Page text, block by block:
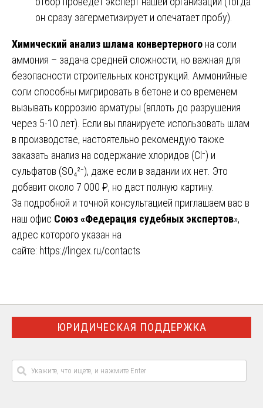
он сразу загерметизирует и опечатает пробу).
Химический анализ шлама конвертерного на соли
аммония – задача средней сложности, но важная для
безопасности строительных конструкций. Аммонийные
соли способны мигрировать в бетоне и со временем
вызывать коррозию арматуры (вплоть до разрушения
через 5-10 лет). Если вы планируете использовать шлам
в производстве, настоятельно рекомендую также
заказать анализ на содержание хлоридов (Cl⁻) и
сульфатов (SO₄²⁻), даже если в задании их нет. Это
добавит около 7 000 ₽, но даст полную картину.
За подробной и точной консультацией приглашаем вас в
наш офис Союз «Федерация судебных экспертов»,
адрес которого указан на
сайте: https://lingex.ru/contacts
ЮРИДИЧЕСКАЯ ПОДДЕРЖКА